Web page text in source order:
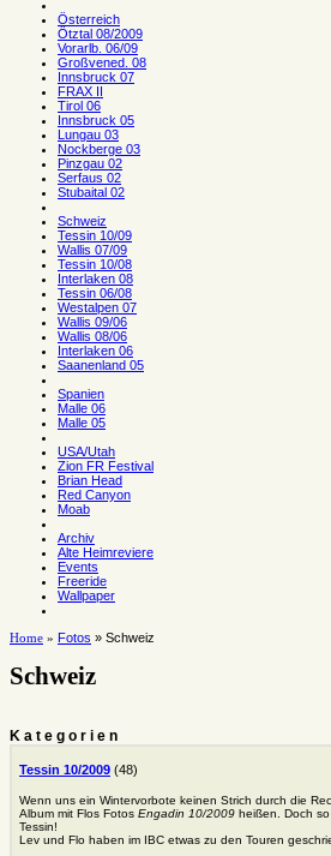
Österreich
Ötztal 08/2009
Vorarlb. 06/09
Großvened. 08
Innsbruck 07
FRAX II
Tirol 06
Innsbruck 05
Lungau 03
Nockberge 03
Pinzgau 02
Serfaus 02
Stubaital 02
Schweiz
Tessin 10/09
Wallis 07/09
Tessin 10/08
Interlaken 08
Tessin 06/08
Westalpen 07
Wallis 09/06
Wallis 08/06
Interlaken 06
Saanenland 05
Spanien
Malle 06
Malle 05
USA/Utah
Zion FR Festival
Brian Head
Red Canyon
Moab
Archiv
Alte Heimreviere
Events
Freeride
Wallpaper
Home » Fotos » Schweiz
Schweiz
Kategorien
Tessin 10/2009 (48)
Wenn uns ein Wintervorbote keinen Strich durch die
Album mit Flos Fotos Engadin 10/2009 heißen. Doch
Tessin!
Lev und Flo haben im IBC etwas zu den Touren